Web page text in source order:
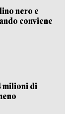
nero e
conviene
milioni di